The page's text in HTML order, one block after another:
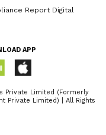
Report Digital
APP
Private Limited (Formerly
Private Limited) | All Rights